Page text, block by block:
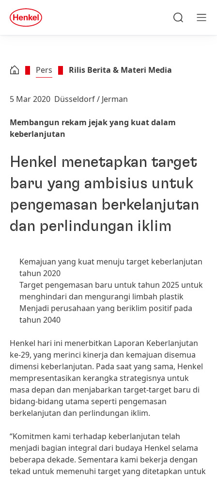
Skip to footer
quick
search
Pers Rilis Berita & Materi Media
5 Mar 2020 Düsseldorf / Jerman
Membangun rekam jejak yang kuat dalam
keberlanjutan
Henkel menetapkan target
baru yang ambisius untuk
pengemasan berkelanjutan
dan perlindungan iklim
Kemajuan yang kuat menuju target keberlanjutan
tahun 2020
Target pengemasan baru untuk tahun 2025 untuk
menghindari dan mengurangi limbah plastik
Menjadi perusahaan yang beriklim positif pada
tahun 2040
Henkel hari ini menerbitkan Laporan Keberlanjutan
ke-29, yang merinci kinerja dan kemajuan disemua
dimensi keberlanjutan. Pada saat yang sama, Henkel
mempresentasikan kerangka strategisnya untuk
masa depan dan menjabarkan target-target baru di
bidang-bidang utama seperti pengemasan
berkelanjutan dan perlindungan iklim.
“Komitmen kami terhadap keberlanjutan telah
menjadi bagian integral dari budaya Henkel selama
beberapa dekade. Sementara kami bekerja dengan
tekad untuk memenuhi target yang ditetapkan untuk